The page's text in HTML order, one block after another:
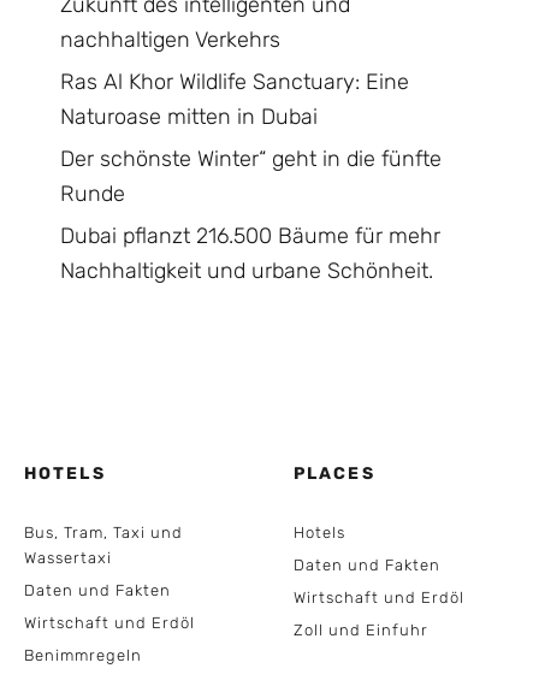
nachhaltigen Verkehrs
Ras Al Khor Wildlife Sanctuary: Eine
Naturoase mitten in Dubai
Der schönste Winter“ geht in die fünfte
Runde
Dubai pflanzt 216.500 Bäume für mehr
Nachhaltigkeit und urbane Schönheit.
HOTELS
Bus, Tram, Taxi und
Wassertaxi
Daten und Fakten
Wirtschaft und Erdöl
Benimmregeln
PLACES
Hotels
Daten und Fakten
Wirtschaft und Erdöl
Zoll und Einfuhr